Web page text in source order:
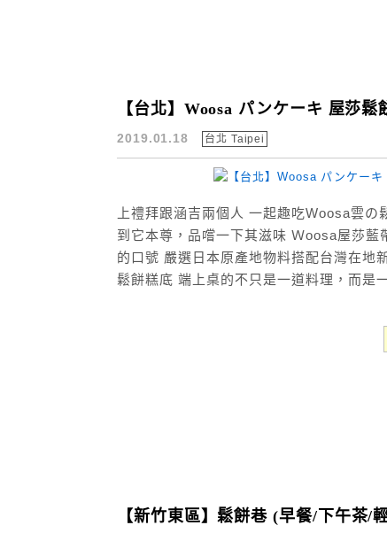
【台北】Woosa パンケーキ 屋莎
2019.01.18 台北 Taipei
上禮拜跟涵吉兩個人 一起趣吃Woosa雲
到它本尊，品嚐一下其滋味 Ｗoosa屋莎
的口號 嚴選日本原產地物料搭配台灣在地
鬆餅糕底 端上桌的不只是一道料理，而
【新竹東區】鬆餅巷 (早餐/下午茶/